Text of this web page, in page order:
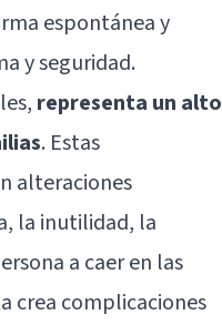
espontánea y
y seguridad.
representa un alto
. Estas
alteraciones
la inutilidad, la
a caer en las
crea complicaciones